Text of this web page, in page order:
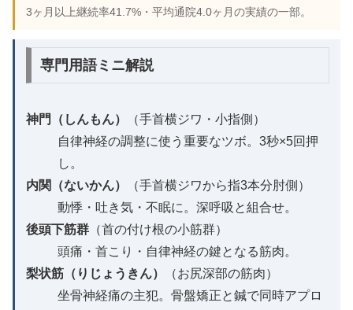
3ヶ月以上継続率41.7%・平均通院4.0ヶ月の実績の一部。
専門用語ミニ解説
神門（しんもん）
（手首横ジワ・小指側）
自律神経の調整に使う重要なツボ。3秒×5回押
し。
内関（ないかん）
（手首横ジワから指3本分肘側）
動悸・吐き気・不眠に。深呼吸と組合せ。
後頭下筋群 （首の付け根の小筋群）
頭痛・首こり・自律神経の鍵となる筋肉。
梨状筋（りじょうきん）
（お尻深部の筋肉）
坐骨神経痛の主犯。骨盤矯正と鍼で同時アプロ